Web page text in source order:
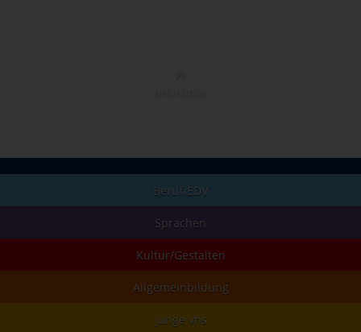
Beruf/EDV
Sprachen
Kultur/Gestalten
Allgemeinbildung
junge vhs